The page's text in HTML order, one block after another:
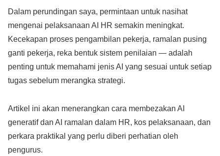
Dalam perundingan saya, permintaan untuk nasihat
mengenai pelaksanaan AI HR semakin meningkat.
Kecekapan proses pengambilan pekerja, ramalan pusing
ganti pekerja, reka bentuk sistem penilaian — adalah
penting untuk memahami jenis AI yang sesuai untuk setiap
tugas sebelum merangka strategi.
Artikel ini akan menerangkan cara membezakan AI
generatif dan AI ramalan dalam HR, kos pelaksanaan, dan
perkara praktikal yang perlu diberi perhatian oleh
pengurus.